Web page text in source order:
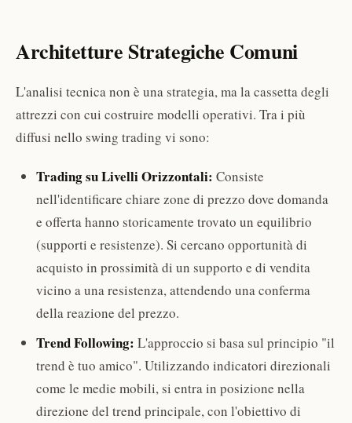
Architetture Strategiche Comuni
L'analisi tecnica non è una strategia, ma la cassetta degli
attrezzi con cui costruire modelli operativi. Tra i più
diffusi nello swing trading vi sono:
Trading su Livelli Orizzontali: Consiste
nell'identificare chiare zone di prezzo dove domanda
e offerta hanno storicamente trovato un equilibrio
(supporti e resistenze). Si cercano opportunità di
acquisto in prossimità di un supporto e di vendita
vicino a una resistenza, attendendo una conferma
della reazione del prezzo.
Trend Following: L'approccio si basa sul principio "il
trend è tuo amico". Utilizzando indicatori direzionali
come le medie mobili, si entra in posizione nella
direzione del trend principale, con l'obiettivo di